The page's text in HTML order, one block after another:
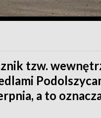
tzw.
a to